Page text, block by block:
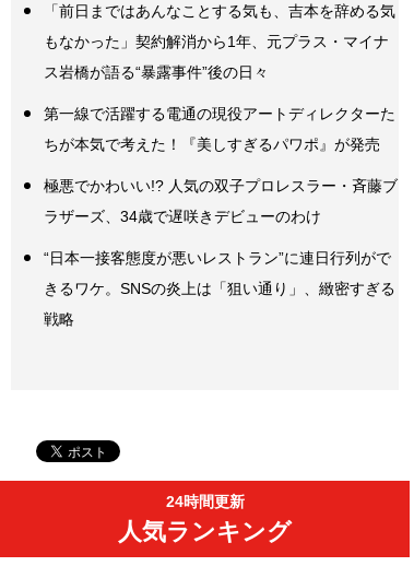
「前日まではあんなことする気も、吉本を辞める気
もなかった」契約解消から1年、元プラス・マイナ
ス岩橋が語る“暴露事件”後の日々
第一線で活躍する電通の現役アートディレクターた
ちが本気で考えた！『美しすぎるパワポ』が発売
極悪でかわいい!? 人気の双子プロレスラー・斉藤ブ
ラザーズ、34歳で遅咲きデビューのわけ
“日本一接客態度が悪いレストラン”に連日行列がで
きるワケ。SNSの炎上は「狙い通り」、緻密すぎる
戦略
24時間更新
人気ランキング